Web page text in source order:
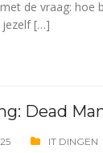
de vraag: hoe
jezelf […]
Dead
IT DINGEN